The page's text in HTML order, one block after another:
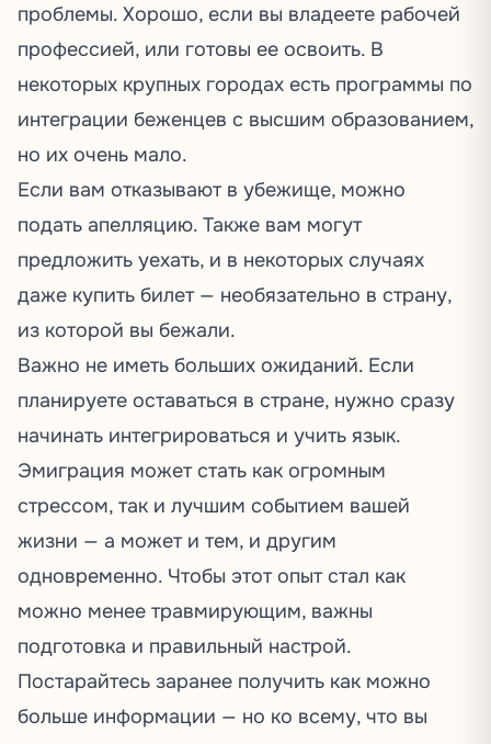
проблемы. Хорошо, если вы владеете рабочей
профессией, или готовы ее освоить. В
некоторых крупных городах есть программы по
интеграции беженцев с высшим образованием,
но их очень мало.
Если вам отказывают в убежище, можно
подать апелляцию. Также вам могут
предложить уехать, и в некоторых случаях
даже купить билет — необязательно в страну,
из которой вы бежали.
Важно не иметь больших ожиданий. Если
планируете оставаться в стране, нужно сразу
начинать интегрироваться и учить язык.
Эмиграция может стать как огромным
стрессом, так и лучшим событием вашей
жизни — а может и тем, и другим
одновременно. Чтобы этот опыт стал как
можно менее травмирующим, важны
подготовка и правильный настрой.
Постарайтесь заранее получить как можно
больше информации — но ко всему, что вы